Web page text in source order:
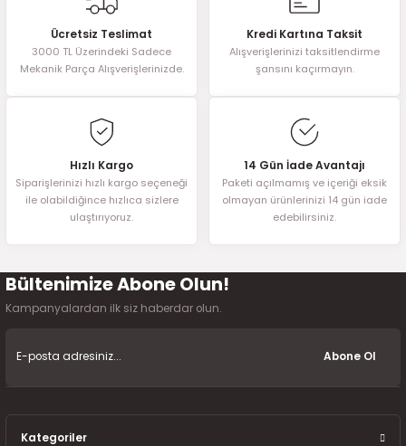
Ücretsiz Teslimat
3000 TL Üzerindeki Sadece
Mekanik Parça Alışverişlerinizde.
Kredi Kartına Taksit
Alışverişlerinizi taksitlendirme
şansını kaçırmayın.
Hızlı Kargo
Siparişlerinizi hızlı kargo seçeneği
ile olabildiğince hızlıca sizlere
ulaştırıyoruz.
14 Gün İade Avantajı
Paketi açılmamış ve içeriği eksik
olmayan ürünlerinizi 14 gün iade
edebilirsiniz.
Bültenimize Abone Olun!
Kampanyalardan ilk siz haberdar olun.
Abone Ol
Kategoriler